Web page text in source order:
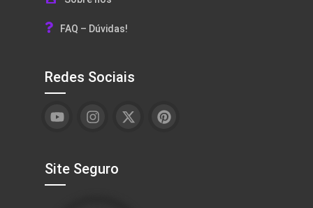
FAQ – Dúvidas!
Redes Sociais
Site Seguro